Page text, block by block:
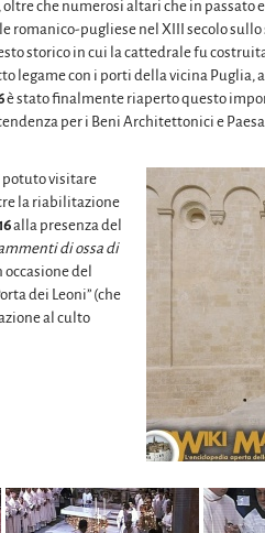
che numerosi altari che in
romanico-pugliese nel XIII secolo
storico in cui la cattedrale fu
legame con i porti della vicina Puglia,
è stato finalmente riaperto questo
per i Beni Architettonici e
visitare
la riabilitazione
alla presenza del
di ossa di
del
dei Leoni” (che
al culto